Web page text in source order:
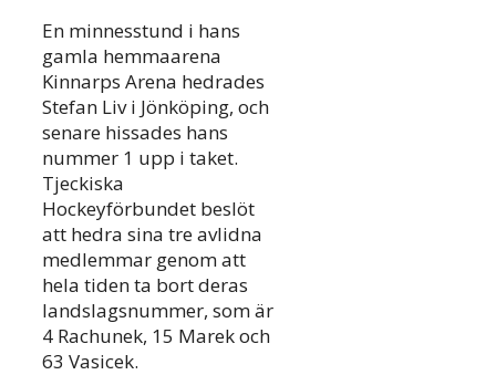
En minnesstund i hans
gamla hemmaarena
Kinnarps Arena hedrades
Stefan Liv i Jönköping, och
senare hissades hans
nummer 1 upp i taket.
Tjeckiska
Hockeyförbundet beslöt
att hedra sina tre avlidna
medlemmar genom att
hela tiden ta bort deras
landslagsnummer, som är
4 Rachunek, 15 Marek och
63 Vasicek.